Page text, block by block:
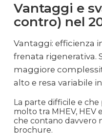
Vantaggi e
contro) nel
Vantaggi: efficienza
frenata rigenerativa.
maggiore
alto e resa variabile
La parte difficile e
molto tra MHEV, HEV
che contano davvero
brochure.